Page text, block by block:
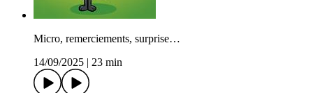
Micro, remerciements, surprise…
14/09/2025 | 23 min